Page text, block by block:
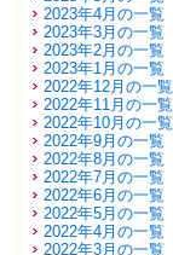
2023年4月の一覧
2023年3月の一覧
2023年2月の一覧
2023年1月の一覧
2022年12月の一覧
2022年11月の一覧
2022年10月の一覧
2022年9月の一覧
2022年8月の一覧
2022年7月の一覧
2022年6月の一覧
2022年5月の一覧
2022年4月の一覧
2022年3月の一覧